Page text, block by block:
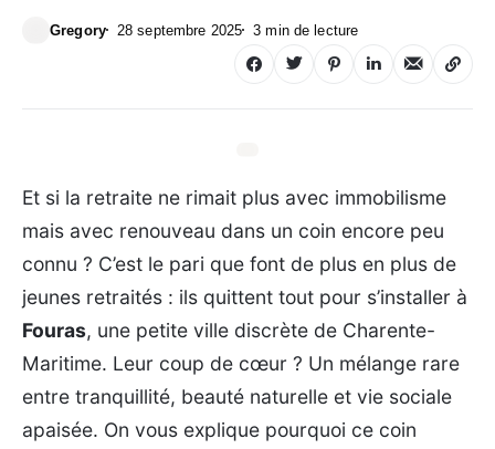
Gregory 28 septembre 2025 3 min de lecture
Et si la retraite ne rimait plus avec immobilisme
mais avec renouveau dans un coin encore peu
connu ? C’est le pari que font de plus en plus de
jeunes retraités : ils quittent tout pour s’installer à
Fouras, une petite ville discrète de Charente-
Maritime. Leur coup de cœur ? Un mélange rare
entre tranquillité, beauté naturelle et vie sociale
apaisée. On vous explique pourquoi ce coin